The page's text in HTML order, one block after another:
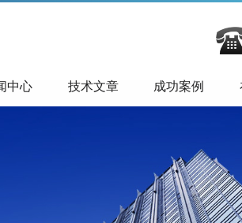
中心 技术文章 成功案例